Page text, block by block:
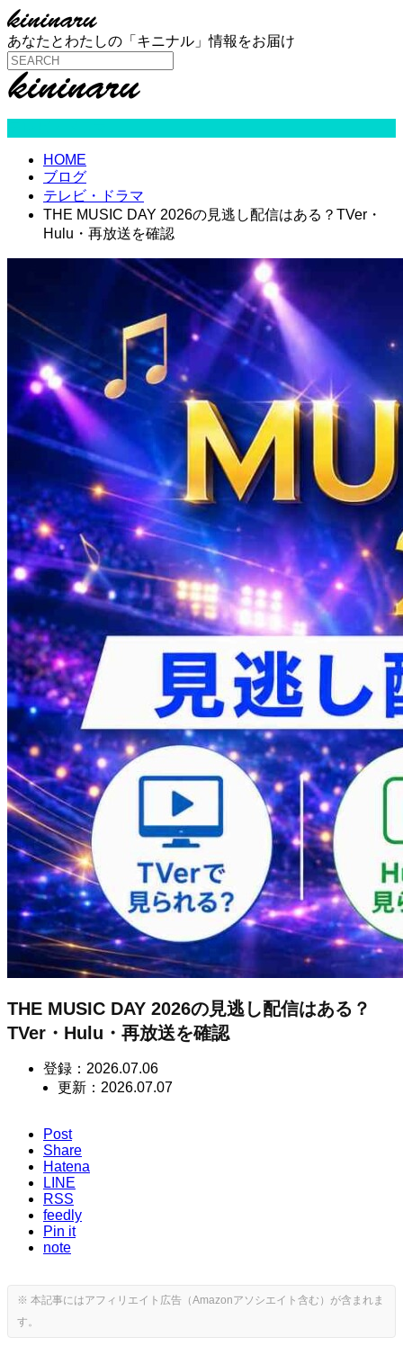
あなたとわたしの「キニナル」情報をお届け
HOME
ブログ
テレビ・ドラマ
THE MUSIC DAY 2026の見逃し配信はある？TVer・
Hulu・再放送を確認
THE MUSIC DAY 2026の見逃し配信はある？
TVer・Hulu・再放送を確認
登録： 2026.07.06
更新： 2026.07.07
Post
Share
Hatena
LINE
RSS
feedly
Pin it
note